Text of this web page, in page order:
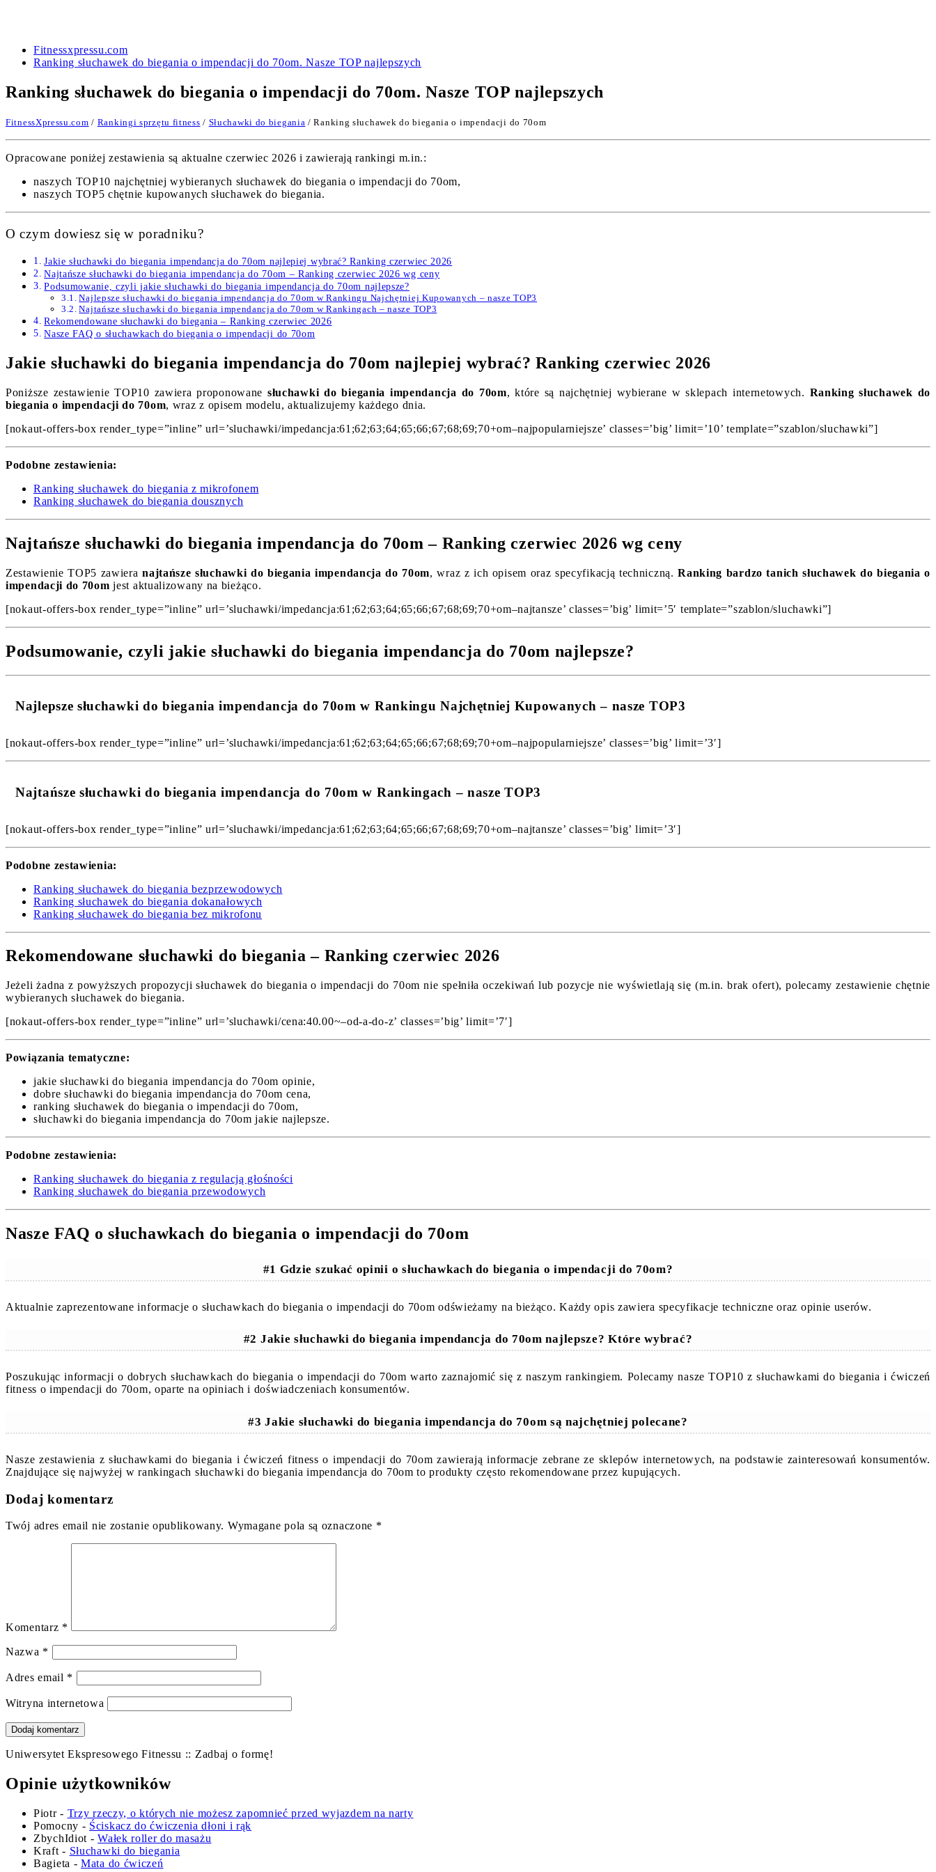
Fitnessxpressu.com
Ranking słuchawek do biegania o impendacji do 70om. Nasze TOP najlepszych
Ranking słuchawek do biegania o impendacji do 70om. Nasze TOP najlepszych
FitnessXpressu.com / Rankingi sprzętu fitness / Słuchawki do biegania / Ranking słuchawek do biegania o impendacji do 70om
Opracowane poniżej zestawienia są aktualne czerwiec 2026 i zawierają rankingi m.in.:
naszych TOP10 najchętniej wybieranych słuchawek do biegania o impendacji do 70om,
naszych TOP5 chętnie kupowanych słuchawek do biegania.
O czym dowiesz się w poradniku?
Jakie słuchawki do biegania impendancja do 70om najlepiej wybrać? Ranking czerwiec 2026
Najtańsze słuchawki do biegania impendancja do 70om – Ranking czerwiec 2026 wg ceny
Podsumowanie, czyli jakie słuchawki do biegania impendancja do 70om najlepsze?
Najlepsze słuchawki do biegania impendancja do 70om w Rankingu Najchętniej Kupowanych – nasze TOP3
Najtańsze słuchawki do biegania impendancja do 70om w Rankingach – nasze TOP3
Rekomendowane słuchawki do biegania – Ranking czerwiec 2026
Nasze FAQ o słuchawkach do biegania o impendacji do 70om
Jakie słuchawki do biegania impendancja do 70om najlepiej wybrać? Ranking czerwiec 2026
Poniższe zestawienie TOP10 zawiera proponowane słuchawki do biegania impendancja do 70om, które są najchętniej wybierane w sklepach internetowych. Ranking słuchawek do
biegania o impendacji do 70om, wraz z opisem modelu, aktualizujemy każdego dnia.
[nokaut-offers-box render_type=”inline” url=’sluchawki/impedancja:61;62;63;64;65;66;67;68;69;70+om–najpopularniejsze’ classes=’big’ limit=’10’ template=”szablon/sluchawki”]
Podobne zestawienia:
Ranking słuchawek do biegania z mikrofonem
Ranking słuchawek do biegania dousznych
Najtańsze słuchawki do biegania impendancja do 70om – Ranking czerwiec 2026 wg ceny
Zestawienie TOP5 zawieranajtańsze słuchawki do biegania impendancja do 70om, wraz z ich opisem oraz specyfikacją techniczną.Ranking bardzo tanich słuchawek do biegania o
impendacji do 70om jest aktualizowany na bieżąco.
[nokaut-offers-box render_type=”inline” url=’sluchawki/impedancja:61;62;63;64;65;66;67;68;69;70+om–najtansze’ classes=’big’ limit=’5′ template=”szablon/sluchawki”]
Podsumowanie, czyli jakie słuchawki do biegania impendancja do 70om najlepsze?
Najlepsze słuchawki do biegania impendancja do 70om w Rankingu Najchętniej Kupowanych – nasze TOP3
[nokaut-offers-box render_type=”inline” url=’sluchawki/impedancja:61;62;63;64;65;66;67;68;69;70+om–najpopularniejsze’ classes=’big’ limit=’3′]
Najtańsze słuchawki do biegania impendancja do 70om w Rankingach – nasze TOP3
[nokaut-offers-box render_type=”inline” url=’sluchawki/impedancja:61;62;63;64;65;66;67;68;69;70+om–najtansze’ classes=’big’ limit=’3′]
Podobne zestawienia:
Ranking słuchawek do biegania bezprzewodowych
Ranking słuchawek do biegania dokanałowych
Ranking słuchawek do biegania bez mikrofonu
Rekomendowane słuchawki do biegania – Ranking czerwiec 2026
Jeżeli żadna z powyższych propozycji słuchawek do biegania o impendacji do 70om nie spełniła oczekiwań lub pozycje nie wyświetlają się (m.in. brak ofert), polecamy zestawienie chętnie
wybieranych słuchawek do biegania.
[nokaut-offers-box render_type=”inline” url=’sluchawki/cena:40.00~–od-a-do-z’ classes=’big’ limit=’7′]
Powiązania tematyczne:
jakie słuchawki do biegania impendancja do 70om opinie,
dobre słuchawki do biegania impendancja do 70om cena,
ranking słuchawek do biegania o impendacji do 70om,
słuchawki do biegania impendancja do 70om jakie najlepsze.
Podobne zestawienia:
Ranking słuchawek do biegania z regulacją głośności
Ranking słuchawek do biegania przewodowych
Nasze FAQ o słuchawkach do biegania o impendacji do 70om
#1 Gdzie szukać opinii o słuchawkach do biegania o impendacji do 70om?
Aktualnie zaprezentowane informacje o słuchawkach do biegania o impendacji do 70om odświeżamy na bieżąco. Każdy opis zawiera specyfikacje techniczne oraz opinie userów.
#2 Jakie słuchawki do biegania impendancja do 70om najlepsze? Które wybrać?
Poszukując informacji o dobrych słuchawkach do biegania o impendacji do 70om warto zaznajomić się z naszym rankingiem. Polecamy nasze TOP10 z słuchawkami do biegania i ćwiczeń
fitness o impendacji do 70om, oparte na opiniach i doświadczeniach konsumentów.
#3 Jakie słuchawki do biegania impendancja do 70om są najchętniej polecane?
Nasze zestawienia z słuchawkami do biegania i ćwiczeń fitness o impendacji do 70om zawierają informacje zebrane ze sklepów internetowych, na podstawie zainteresowań konsumentów.
Znajdujące się najwyżej w rankingach słuchawki do biegania impendancja do 70om to produkty często rekomendowane przez kupujących.
Dodaj komentarz
Twój adres email nie zostanie opublikowany. Wymagane pola są oznaczone *
Komentarz *
Nazwa *
Adres email *
Witryna internetowa
Uniwersytet Ekspresowego Fitnessu :: Zadbaj o formę!
Opinie użytkowników
Piotr- Trzy rzeczy, o których nie możesz zapomnieć przed wyjazdem na narty
Pomocny - Ściskacz do ćwiczenia dłoni i rąk
ZbychIdiot -Wałek roller do masażu
Kraft - Słuchawki do biegania
Bagieta -Mata do ćwiczeń